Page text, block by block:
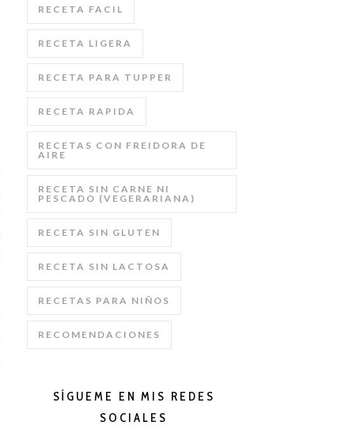
RECETA FACIL
RECETA LIGERA
RECETA PARA TUPPER
RECETA RAPIDA
RECETAS CON FREIDORA DE
AIRE
RECETA SIN CARNE NI
PESCADO (VEGERARIANA)
RECETA SIN GLUTEN
RECETA SIN LACTOSA
RECETAS PARA NIÑOS
RECOMENDACIONES
SÍGUEME EN MIS REDES
SOCIALES